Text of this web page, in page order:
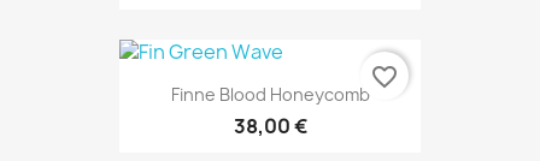
Finne Blood Honeycomb
38,00 €
favorite_border